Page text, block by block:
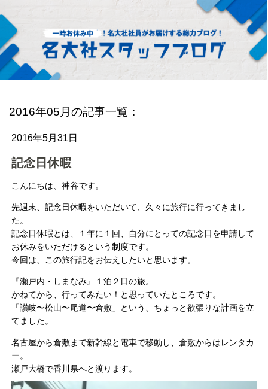
2016年05月の記事一覧：
2016年5月31日
記念日休暇
こんにちは、神谷です。
先週末、記念日休暇をいただいて、久々に旅行に行ってきまし
た。
記念日休暇とは、１年に１回、自分にとっての記念日を申請して
お休みをいただけるという制度です。
今回は、この旅行記をお伝えしたいと思います。
『瀬戸内・しまなみ』１泊２日の旅。
かねてから、行ってみたい！と思っていたところです。
「讃岐〜松山〜尾道〜倉敷」という、ちょっと欲張りな計画を立
てました。
名古屋から倉敷まで新幹線と電車で移動し、倉敷からはレンタカ
ー。
瀬戸大橋で香川県へと渡ります。